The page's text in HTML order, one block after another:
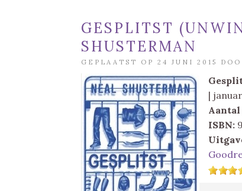
GESPLITST
SHUSTERMAN
GEPLAATST OP 24 JUNI 2015
|
Aantal
ISBN: